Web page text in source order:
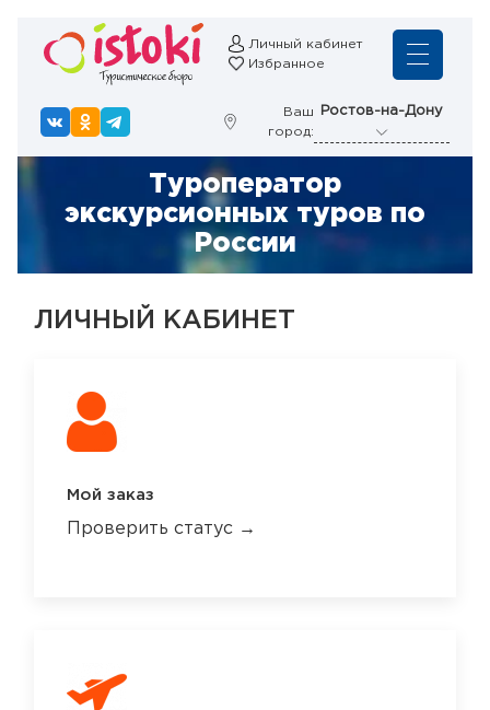
Личный кабинет
Избранное
Ваш
город:
Туроператор
экскурсионных туров по
России
ЛИЧНЫЙ КАБИНЕТ
Мой заказ
Проверить статус →